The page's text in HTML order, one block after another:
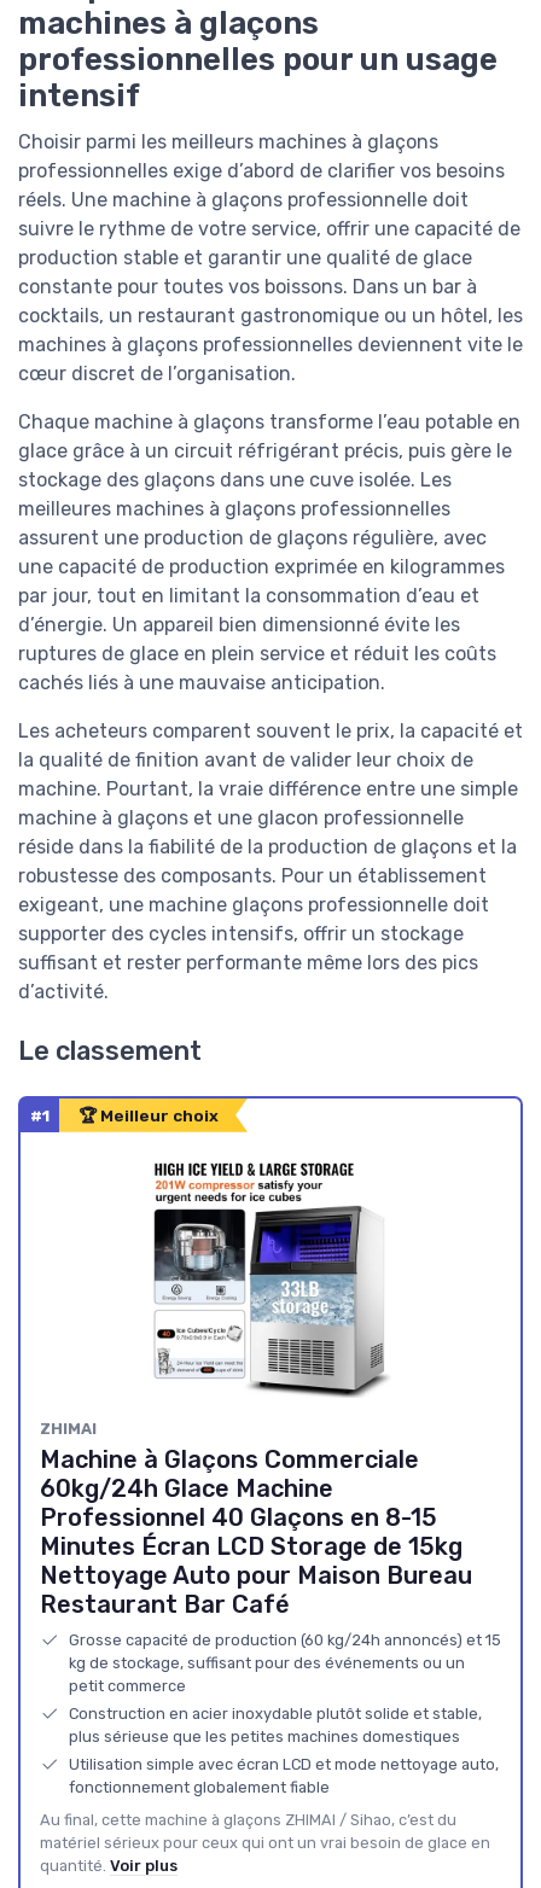
machines à glaçons
professionnelles pour un usage
intensif
Choisir parmi les meilleurs machines à glaçons
professionnelles exige d’abord de clarifier vos besoins
réels. Une machine à glaçons professionnelle doit
suivre le rythme de votre service, offrir une capacité de
production stable et garantir une qualité de glace
constante pour toutes vos boissons. Dans un bar à
cocktails, un restaurant gastronomique ou un hôtel, les
machines à glaçons professionnelles deviennent vite le
cœur discret de l’organisation.
Chaque machine à glaçons transforme l’eau potable en
glace grâce à un circuit réfrigérant précis, puis gère le
stockage des glaçons dans une cuve isolée. Les
meilleures machines à glaçons professionnelles
assurent une production de glaçons régulière, avec
une capacité de production exprimée en kilogrammes
par jour, tout en limitant la consommation d’eau et
d’énergie. Un appareil bien dimensionné évite les
ruptures de glace en plein service et réduit les coûts
cachés liés à une mauvaise anticipation.
Les acheteurs comparent souvent le prix, la capacité et
la qualité de finition avant de valider leur choix de
machine. Pourtant, la vraie différence entre une simple
machine à glaçons et une glacon professionnelle
réside dans la fiabilité de la production de glaçons et la
robustesse des composants. Pour un établissement
exigeant, une machine glaçons professionnelle doit
supporter des cycles intensifs, offrir un stockage
suffisant et rester performante même lors des pics
d’activité.
Le classement
#1 🏆 Meilleur choix
ZHIMAI
Machine à Glaçons Commerciale
60kg/24h Glace Machine
Professionnel 40 Glaçons en 8-15
Minutes Écran LCD Storage de 15kg
Nettoyage Auto pour Maison Bureau
Restaurant Bar Café
Grosse capacité de production (60 kg/24h annoncés) et 15
kg de stockage, suffisant pour des événements ou un
petit commerce
Construction en acier inoxydable plutôt solide et stable,
plus sérieuse que les petites machines domestiques
Utilisation simple avec écran LCD et mode nettoyage auto,
fonctionnement globalement fiable
Au final, cette machine à glaçons ZHIMAI / Sihao, c’est du
matériel sérieux pour ceux qui ont un vrai besoin de glace en
quantité. Voir plus